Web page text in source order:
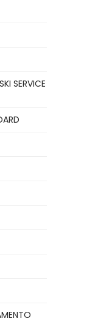
SERVICE